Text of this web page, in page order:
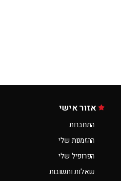
אזור אישי
התחברות
ההזמנות שלי
הפרופיל שלי
שאלות ותשובות